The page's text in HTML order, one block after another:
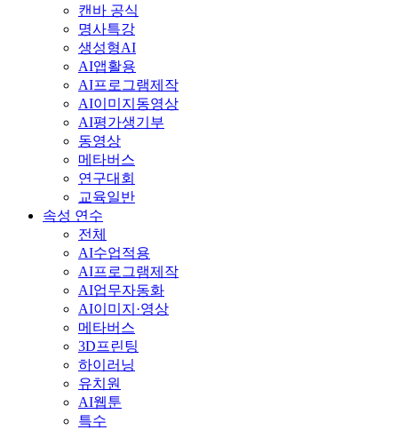
캔바 공식
명사특강
생성형AI
AI앱활용
AI프로그램제작
AI이미지동영상
AI평가생기부
동영상
메타버스
연구대회
교육일반
속성 연수
전체
AI수업적용
AI프로그램제작
AI업무자동화
AI이미지·영상
메타버스
3D프린팅
하이러닝
유치원
AI웹툰
특수